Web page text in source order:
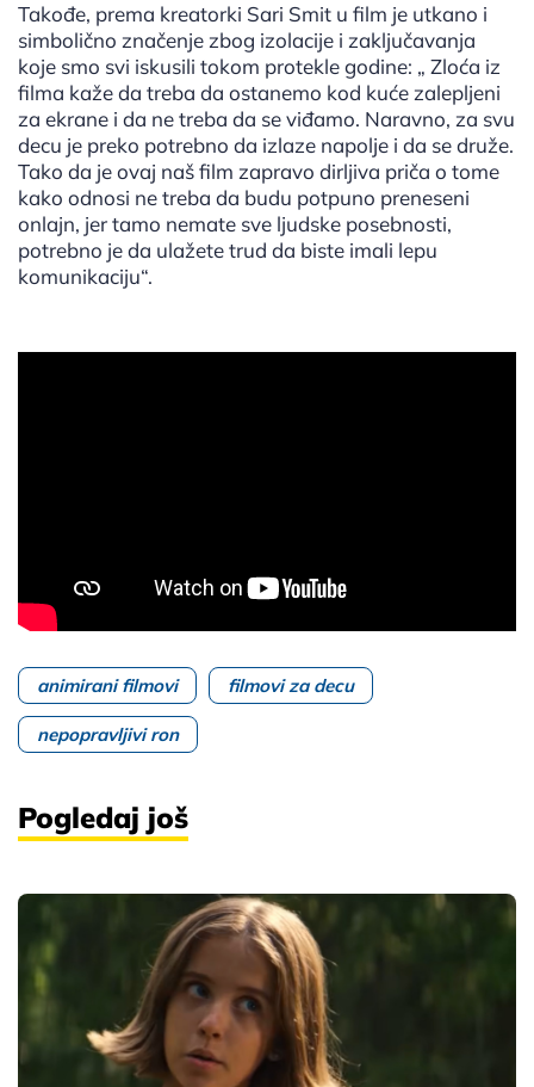
Takođe, prema kreatorki Sari Smit u film je utkano i
simbolično značenje zbog izolacije i zaključavanja
koje smo svi iskusili tokom protekle godine: „ Zloća iz
filma kaže da treba da ostanemo kod kuće zalepljeni
za ekrane i da ne treba da se viđamo. Naravno, za svu
decu je preko potrebno da izlaze napolje i da se druže.
Tako da je ovaj naš film zapravo dirljiva priča o tome
kako odnosi ne treba da budu potpuno preneseni
onlajn, jer tamo nemate sve ljudske posebnosti,
potrebno je da ulažete trud da biste imali lepu
komunikaciju“.
animirani filmovi filmovi za decu
nepopravljivi ron
Pogledaj još